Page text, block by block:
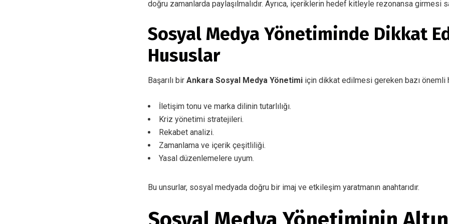
doğru zamanlarda paylaşılmalıdır. Ayrıca, içeriklerin hedef kitleyle rezonansa girmesi
Sosyal Medya Yönetiminde Dikkat
Hususlar
Başarılı bir Ankara Sosyal Medya Yönetimi için dikkat edilmesi gereken bazı önemli
İletişim tonu ve marka dilinin tutarlılığı.
Kriz yönetimi stratejileri.
Rekabet analizi.
Zamanlama ve içerik çeşitliliği.
Yasal düzenlemelere uyum.
Bu unsurlar, sosyal medyada doğru bir imaj ve etkileşim yaratmanın anahtarıdır.